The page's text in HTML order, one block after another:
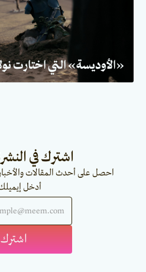
«الأوديسة» التي اختارت
اشترك في
احصل على أحدث المقالات والأخبار
أدخل